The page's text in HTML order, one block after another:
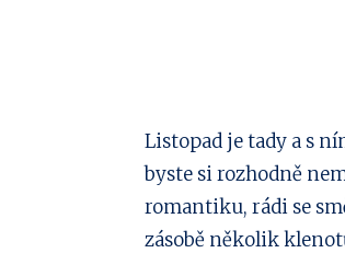
Sdílejte
Facebook
Sdílejte
Sdílejte
Listopad je tady a s
byste si rozhodně
romantiku, rádi se
zásobě několik